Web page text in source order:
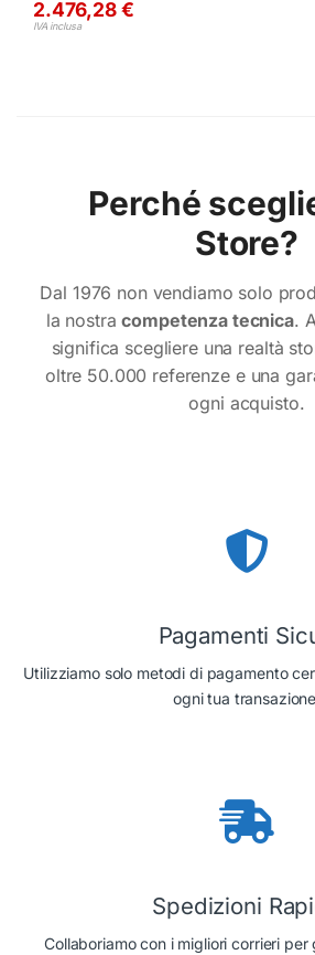
2.476,28€
IVA inclusa
Perché
Store?
Dal 1976 non vendiamo solo
la nostracompetenza tecnica.
significa scegliere una realtà
oltre 50.000 referenze e una
ogni acquisto.
Pagamenti
Utilizziamo solo metodi di pagamento
ogni tua
Spedizioni
Collaboriamo con i migliori corrieri